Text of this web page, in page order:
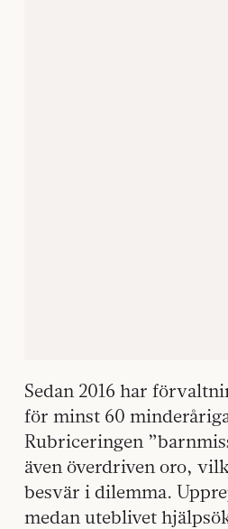
Sedan 2016 har
för minst 60
Rubriceringen
även överdriven oro,
besvär i dilemma.
medan uteblivet